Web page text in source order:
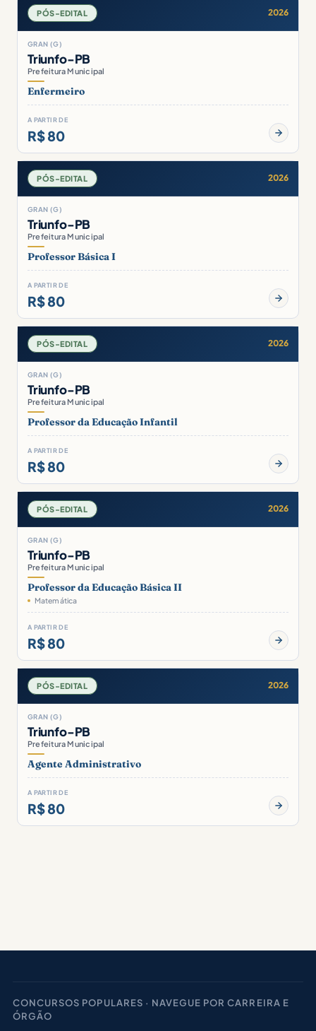
PÓS-EDITAL 2026
GRAN (G)
Triunfo-PB
Prefeitura Municipal
Enfermeiro
A PARTIR DE
R$ 80
PÓS-EDITAL 2026
GRAN (G)
Triunfo-PB
Prefeitura Municipal
Professor Básica I
A PARTIR DE
R$ 80
PÓS-EDITAL 2026
GRAN (G)
Triunfo-PB
Prefeitura Municipal
Professor da Educação Infantil
A PARTIR DE
R$ 80
PÓS-EDITAL 2026
GRAN (G)
Triunfo-PB
Prefeitura Municipal
Professor da Educação Básica II
Matemática
A PARTIR DE
R$ 80
PÓS-EDITAL 2026
GRAN (G)
Triunfo-PB
Prefeitura Municipal
Agente Administrativo
A PARTIR DE
R$ 80
CONCURSOS POPULARES · NAVEGUE POR CARREIRA E
ÓRGÃO